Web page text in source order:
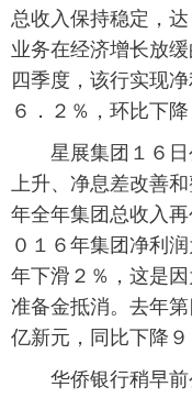
旅游 健
金融 公
富媒体 摄
新华电视中文
总收入保持稳定，
业务在经济增长放
四季度，该行实现
６．２％，环比下降
星展集团１６日
上升、净息差改善
年全年集团总收入
０１６年集团净利
年下滑２％，这是
准备金抵消。去年
亿新元，同比下降９
华侨银行稍早前